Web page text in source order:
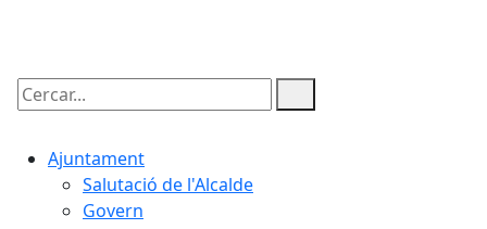
Cercar:
Ajuntament
Salutació de l'Alcalde
Govern